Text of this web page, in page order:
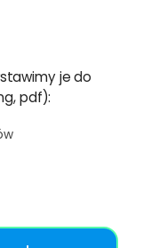
je do
pdf):